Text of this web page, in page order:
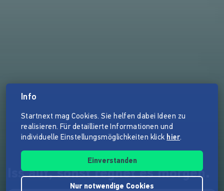
Iss auf, sonst regnet es morgen.
Info
Startnext mag Cookies. Sie helfen dabei Ideen zu
realisieren. Für detaillierte Informationen und
individuelle Einstellungsmöglichkeiten klick hier.
Einverstanden
Nur notwendige Cookies